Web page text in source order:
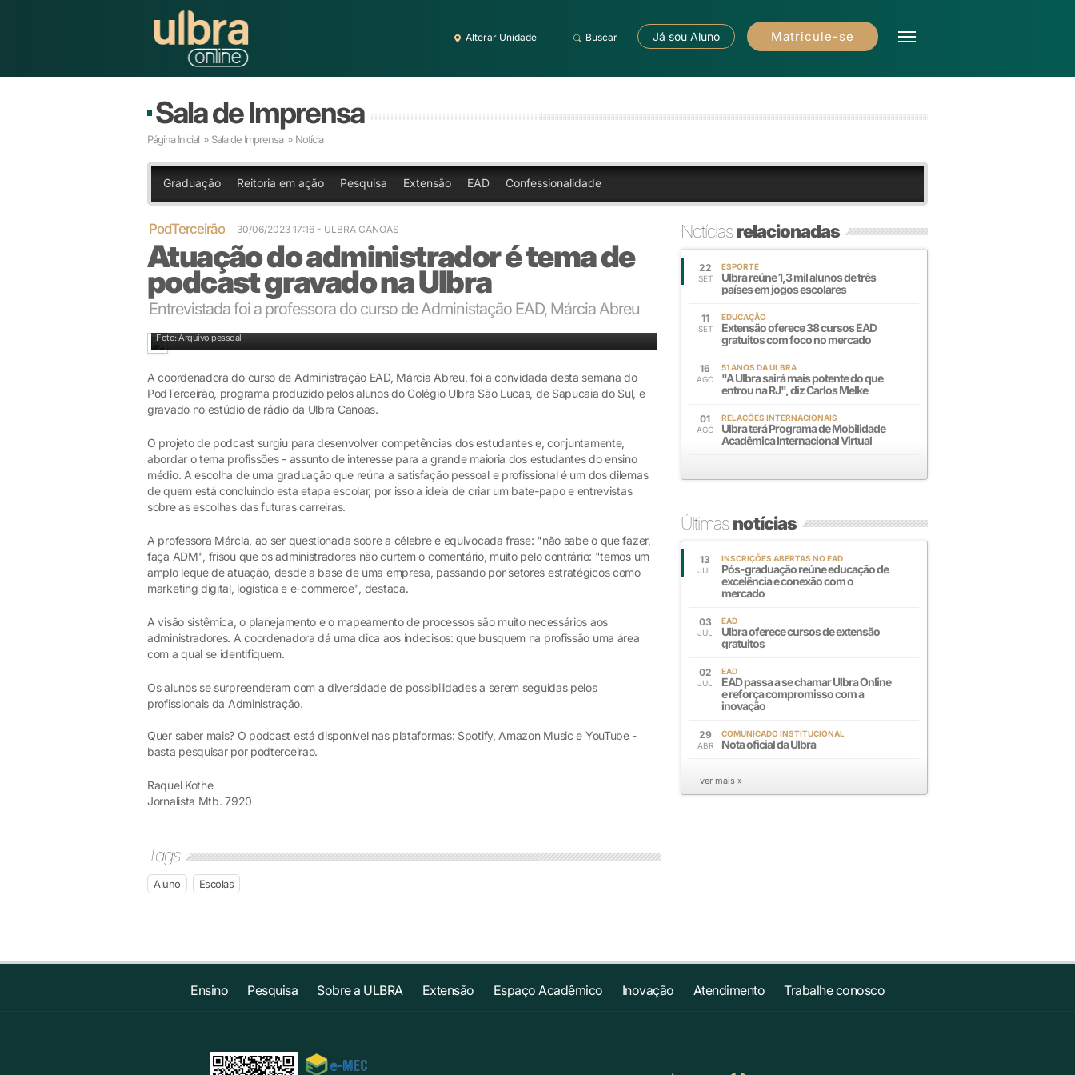
Alterar Unidade Buscar Já sou Aluno Matricule-se
Sala de Imprensa
Página Inicial » Sala de Imprensa » Notícia
Graduação Reitoria em ação Pesquisa Extensão EAD Confessionalidade
PodTerceirão 30/06/2023 17:16 - ULBRA CANOAS
Atuação do administrador é tema de
podcast gravado na Ulbra
Entrevistada foi a professora do curso de Administação EAD, Márcia Abreu
Foto: Arquivo pessoal
A coordenadora do curso de Administração EAD, Márcia Abreu, foi a convidada desta semana do
PodTerceirão, programa produzido pelos alunos do Colégio Ulbra São Lucas, de Sapucaia do Sul, e
gravado no estúdio de rádio da Ulbra Canoas.
O projeto de podcast surgiu para desenvolver competências dos estudantes e, conjuntamente,
abordar o tema profissões - assunto de interesse para a grande maioria dos estudantes do ensino
médio. A escolha de uma graduação que reúna a satisfação pessoal e profissional é um dos dilemas
de quem está concluindo esta etapa escolar, por isso a ideia de criar um bate-papo e entrevistas
sobre as escolhas das futuras carreiras.
A professora Márcia, ao ser questionada sobre a célebre e equivocada frase: "não sabe o que fazer,
faça ADM", frisou que os administradores não curtem o comentário, muito pelo contrário: "temos um
amplo leque de atuação, desde a base de uma empresa, passando por setores estratégicos como
marketing digital, logística e e-commerce", destaca.
A visão sistêmica, o planejamento e o mapeamento de processos são muito necessários aos
administradores. A coordenadora dá uma dica aos indecisos: que busquem na profissão uma área
com a qual se identifiquem.
Os alunos se surpreenderam com a diversidade de possibilidades a serem seguidas pelos
profissionais da Administração.
Quer saber mais? O podcast está disponível nas plataformas: Spotify, Amazon Music e YouTube -
basta pesquisar por podterceirao.
Raquel Kothe
Jornalista Mtb. 7920
Tags
Aluno Escolas
Notíciasrelacionadas
22
SET
ESPORTE
Ulbra reúne 1,3 mil alunos de três
países em jogos escolares
11
SET
EDUCAÇÃO
Extensão oferece 38 cursos EAD
gratuitos com foco no mercado
16
AGO
51 ANOS DA ULBRA
"A Ulbra sairá mais potente do que
entrou na RJ", diz Carlos Melke
01
AGO
RELAÇÕES INTERNACIONAIS
Ulbra terá Programa de Mobilidade
Acadêmica Internacional Virtual
Últimasnotícias
13
JUL
INSCRIÇÕES ABERTAS NO EAD
Pós-graduação reúne educação de
excelência e conexão com o
mercado
03
JUL
EAD
Ulbra oferece cursos de extensão
gratuitos
02
JUL
EAD
EAD passa a se chamar Ulbra Online
e reforça compromisso com a
inovação
29
ABR
COMUNICADO INSTITUCIONAL
Nota oficial da Ulbra
ver mais »
Ensino Pesquisa Sobre a ULBRA Extensão Espaço Acadêmico Inovação Atendimento Trabalhe conosco